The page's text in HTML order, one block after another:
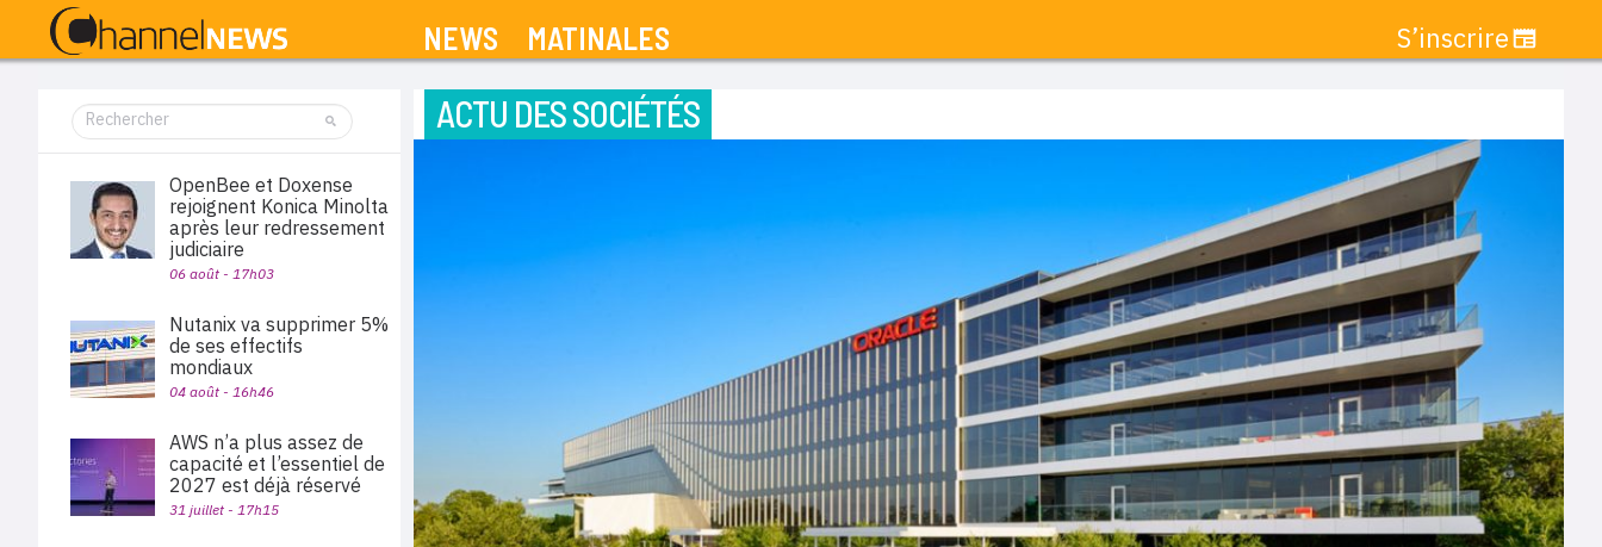
NEWS MATINALES S’inscrire
ACTU DES SOCIÉTÉS
OpenBee et Doxense
rejoignent Konica Minolta
après leur redressement
judiciaire
06 août - 17h03
Nutanix va supprimer 5%
de ses effectifs
mondiaux
04 août - 16h46
AWS n’a plus assez de
capacité et l’essentiel de
2027 est déjà réservé
31 juillet - 17h15